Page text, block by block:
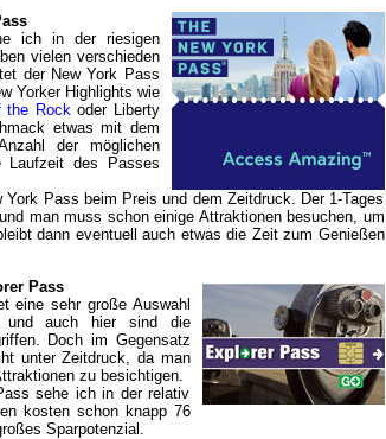
ich in der riesigen
vielen verschieden
der New York Pass
Yorker Highlights wie
the Rockoder Liberty
etwas mit dem
der möglichen
Laufzeit des Passes
Pass beim Preis und dem Zeitdruck. Der 1-Tages
man muss schon einige Attraktionen besuchen, um
dann eventuell auch etwas die Zeit zum Genießen
Pass
eine sehr große Auswahl
und auch hier sind die
Doch im Gegensatz
unter Zeitdruck, da man
zu besichtigen.
sehe ich in der relativ
kosten schon knapp 76
Sparpotenzial.